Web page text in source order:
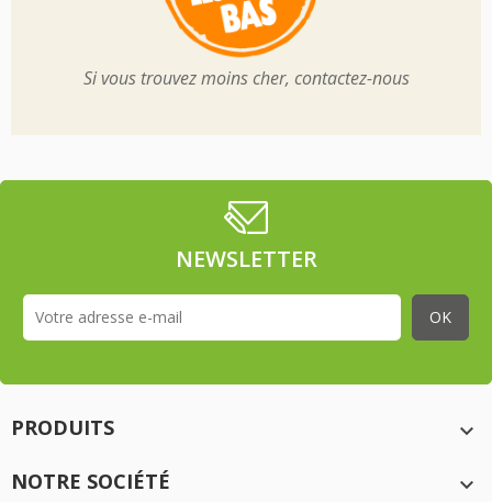
Si vous trouvez moins cher, contactez-nous
NEWSLETTER
PRODUITS

NOTRE SOCIÉTÉ
